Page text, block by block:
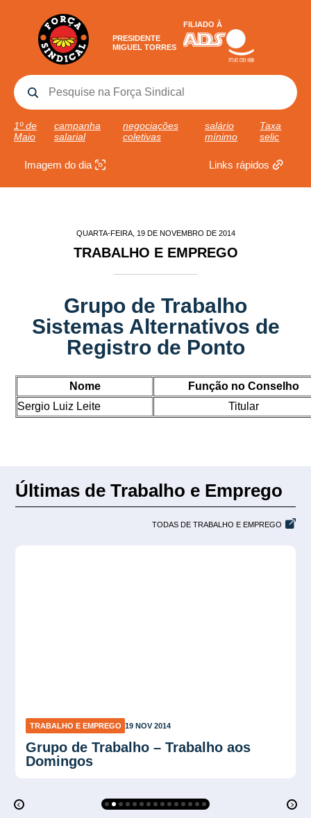
PRESIDENTE
MIGUEL TORRES
FILIADO À
1º de
Maio
campanha
salarial
negociações
coletivas
salário
mínimo
Taxa
selic
Imagem do dia Links rápidos
QUARTA-FEIRA, 19 DE NOVEMBRO DE 2014
TRABALHO E EMPREGO
Grupo de Trabalho
Sistemas Alternativos de
Registro de Ponto
Nome
Função no Conselho
Sergio Luiz Leite
Titular
Últimas de Trabalho e Emprego
TODAS DE TRABALHO E EMPREGO
TRABALHO E EMPREGO 19 NOV 2014
Grupo de Trabalho Artigo 477 CLT –
Homologação